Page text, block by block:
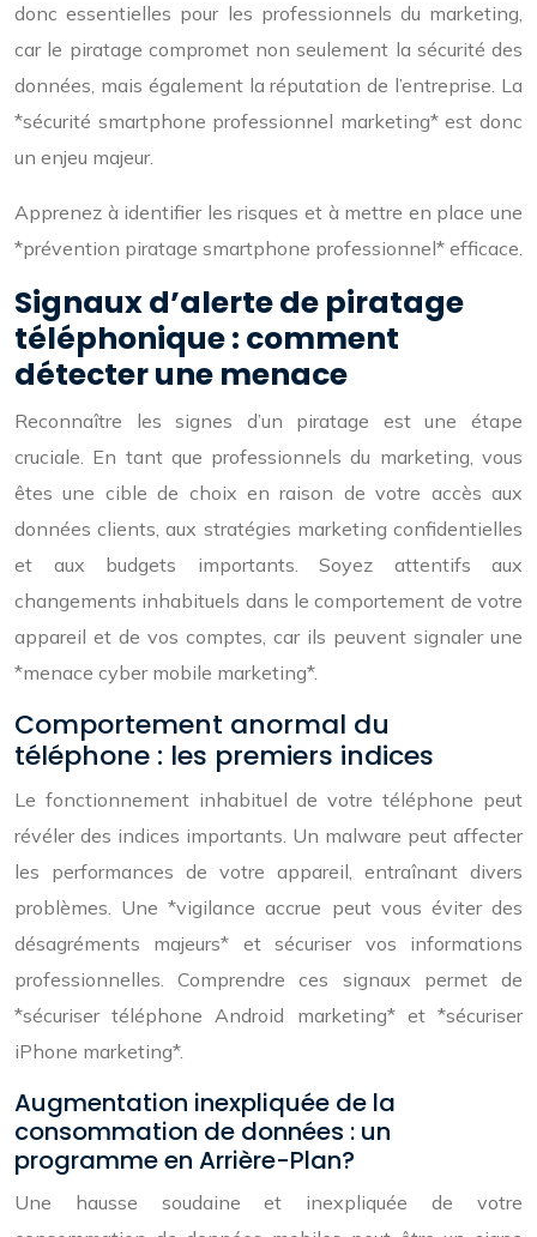
donc essentielles pour les professionnels du marketing,
car le piratage compromet non seulement la sécurité des
données, mais également la réputation de l’entreprise. La
*sécurité smartphone professionnel marketing* est donc
un enjeu majeur.
Apprenez à identifier les risques et à mettre en place une
*prévention piratage smartphone professionnel* efficace.
Signaux d’alerte de piratage
téléphonique : comment
détecter une menace
Reconnaître les signes d’un piratage est une étape
cruciale. En tant que professionnels du marketing, vous
êtes une cible de choix en raison de votre accès aux
données clients, aux stratégies marketing confidentielles
et aux budgets importants. Soyez attentifs aux
changements inhabituels dans le comportement de votre
appareil et de vos comptes, car ils peuvent signaler une
*menace cyber mobile marketing*.
Comportement anormal du
téléphone : les premiers indices
Le fonctionnement inhabituel de votre téléphone peut
révéler des indices importants. Un malware peut affecter
les performances de votre appareil, entraînant divers
problèmes. Une *vigilance accrue peut vous éviter des
désagréments majeurs* et sécuriser vos informations
professionnelles. Comprendre ces signaux permet de
*sécuriser téléphone Android marketing* et *sécuriser
iPhone marketing*.
Augmentation inexpliquée de la
consommation de données : un
programme en Arrière-Plan?
Une hausse soudaine et inexpliquée de votre